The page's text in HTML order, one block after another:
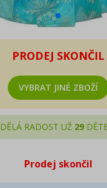
PRODEJ SKONČIL
VYBRAT JINÉ ZBOŽÍ
DĚLÁ RADOST UŽ 29
Prodej skončil